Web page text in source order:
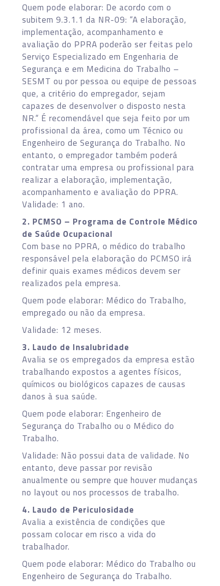
Quem pode elaborar: De acordo com o
subitem 9.3.1.1 da NR-09: “A elaboração,
implementação, acompanhamento e
avaliação do PPRA poderão ser feitas pelo
Serviço Especializado em Engenharia de
Segurança e em Medicina do Trabalho –
SESMT ou por pessoa ou equipe de pessoas
que, a critério do empregador, sejam
capazes de desenvolver o disposto nesta
NR.“ É recomendável que seja feito por um
profissional da área, como um Técnico ou
Engenheiro de Segurança do Trabalho. No
entanto, o empregador também poderá
contratar uma empresa ou profissional para
realizar a elaboração, implementação,
acompanhamento e avaliação do PPRA.
Validade: 1 ano.
2. PCMSO – Programa de Controle Médico
de Saúde Ocupacional
Com base no PPRA, o médico do trabalho
responsável pela elaboração do PCMSO irá
definir quais exames médicos devem ser
realizados pela empresa.
Quem pode elaborar: Médico do Trabalho,
empregado ou não da empresa.
Validade: 12 meses.
3. Laudo de Insalubridade
Avalia se os empregados da empresa estão
trabalhando expostos a agentes físicos,
químicos ou biológicos capazes de causas
danos à sua saúde.
Quem pode elaborar: Engenheiro de
Segurança do Trabalho ou o Médico do
Trabalho.
Validade: Não possui data de validade. No
entanto, deve passar por revisão
anualmente ou sempre que houver mudanças
no layout ou nos processos de trabalho.
4. Laudo de Periculosidade
Avalia a existência de condições que
possam colocar em risco a vida do
trabalhador.
Quem pode elaborar: Médico do Trabalho ou
Engenheiro de Segurança do Trabalho.